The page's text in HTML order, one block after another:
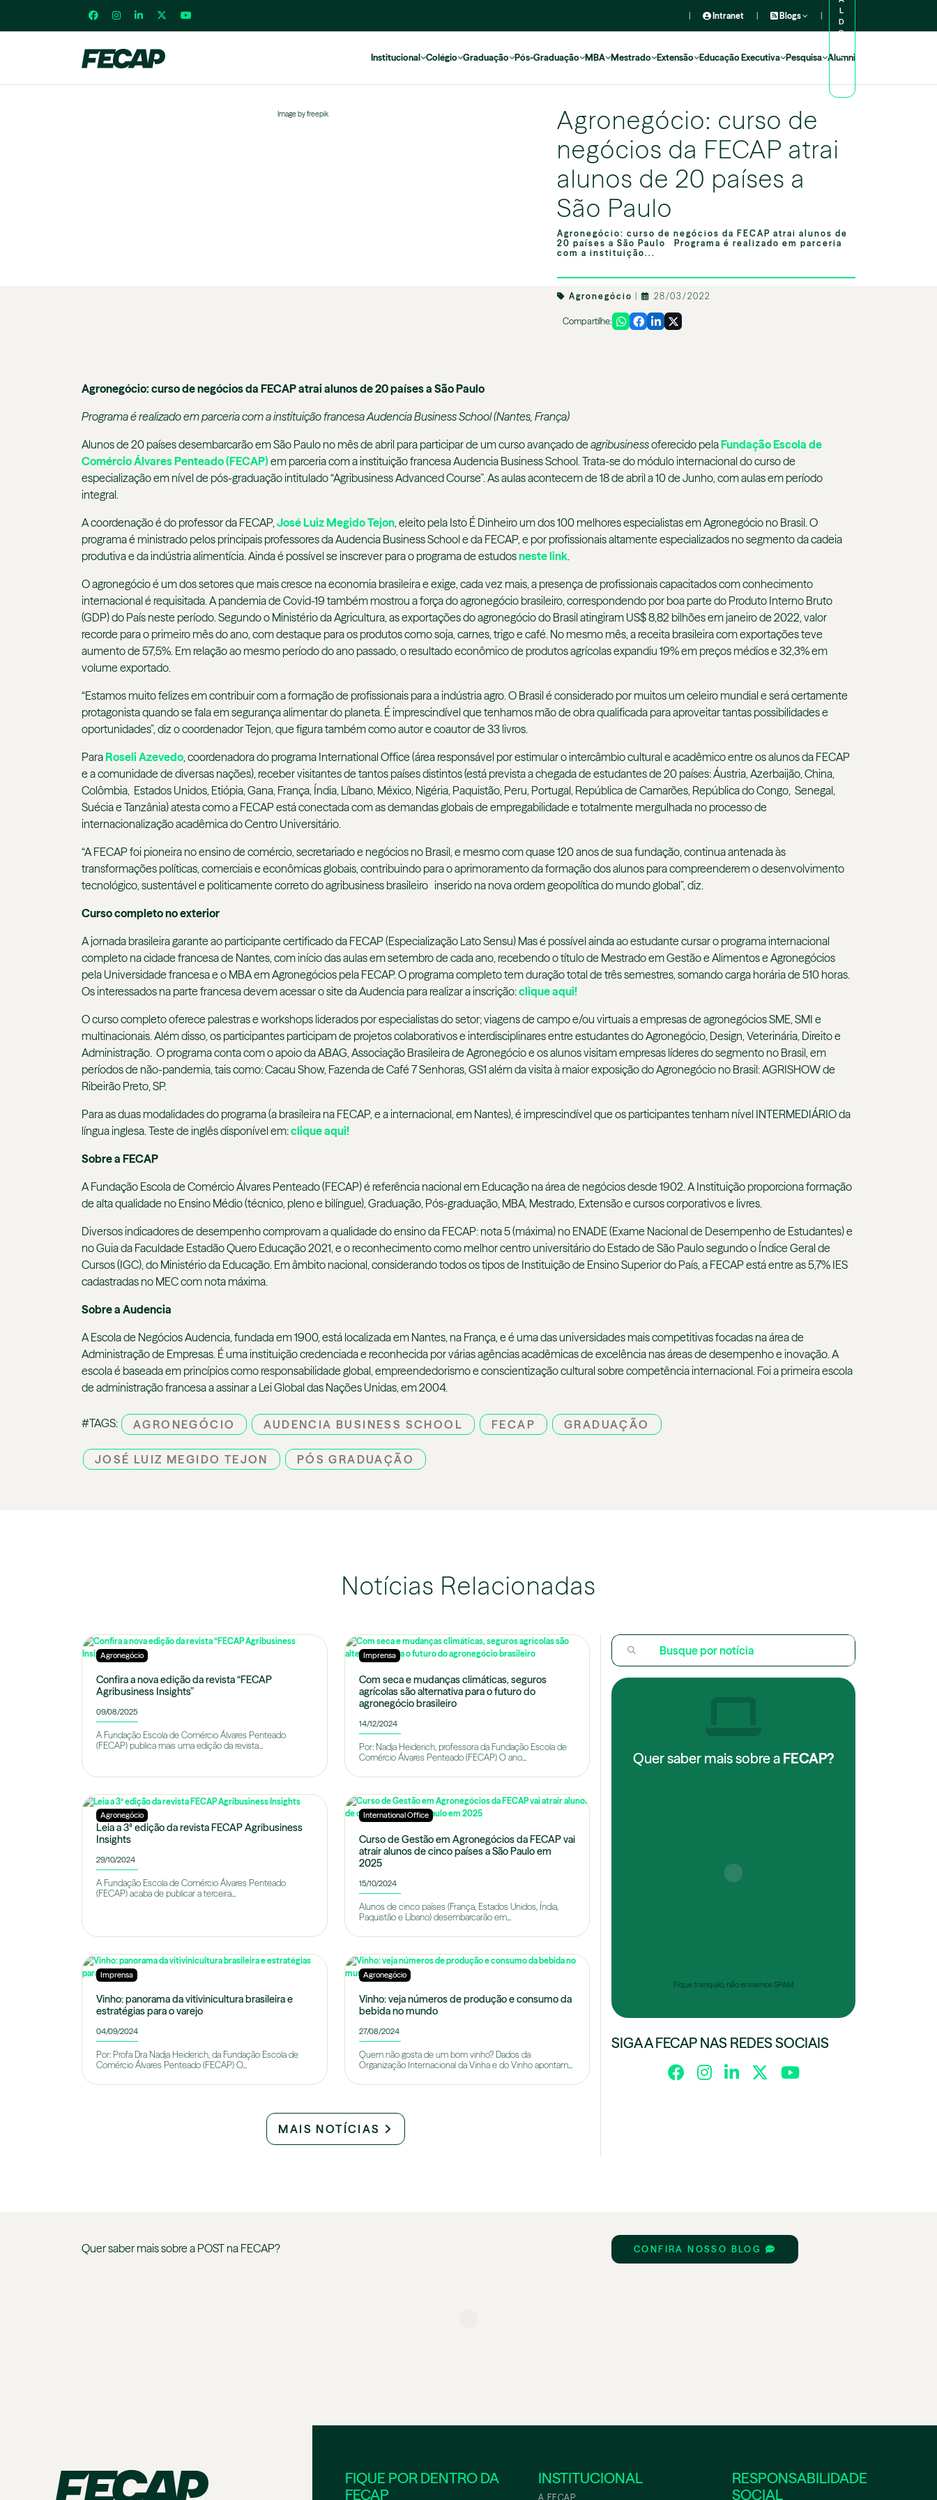
| Intranet | Blogs |
L
D
O
L
O
Institucional Colégio Graduação Pós-Graduação MBA Mestrado Extensão Educação Executiva Pesquisa Alumni
Image by freepik
Agronegócio: curso de
negócios da FECAP atrai
alunos de 20 países a
São Paulo
Agronegócio: curso de negócios da FECAP atrai alunos de
20 países a São Paulo Programa é realizado em parceria
com a instituição...
Agronegócio 28/03/2022
Compartilhe:
Agronegócio: curso de negócios da FECAP atrai alunos de 20 países a São Paulo
Programa é realizado em parceria com a instituição francesa Audencia Business School (Nantes, França)
Alunos de 20 países desembarcarão em São Paulo no mês de abril para participar de um curso avançado de agribusinessoferecido pelaFundação Escola de
Comércio Álvares Penteado (FECAP)em parceria com a instituição francesa Audencia Business School. Trata-se do módulo internacional do curso de
especialização em nível de pós-graduação intitulado “Agribusiness Advanced Course”. As aulas acontecem de 18 de abril a 10 de Junho, com aulas em período
integral.
A coordenação é do professor da FECAP,José Luiz Megido Tejon, eleito pela Isto É Dinheiro um dos 100 melhores especialistas em Agronegócio no Brasil. O
programa é ministrado pelos principais professores da Audencia Business School e da FECAP, e por profissionais altamente especializados no segmento da cadeia
produtiva e da indústria alimentícia. Ainda é possível se inscrever para o programa de estudosneste link.
O agronegócio é um dos setores que mais cresce na economia brasileira e exige, cada vez mais, a presença de profissionais capacitados com conhecimento
internacional é requisitada. A pandemia de Covid-19 também mostrou a força do agronegócio brasileiro, correspondendo por boa parte do Produto Interno Bruto
(GDP) do País neste período. Segundo o Ministério da Agricultura, as exportações do agronegócio do Brasil atingiram US$ 8,82 bilhões em janeiro de 2022, valor
recorde para o primeiro mês do ano, com destaque para os produtos como soja, carnes, trigo e café. No mesmo mês, a receita brasileira com exportações teve
aumento de 57,5%. Em relação ao mesmo período do ano passado, o resultado econômico de produtos agrícolas expandiu 19% em preços médios e 32,3% em
volume exportado.
“Estamos muito felizes em contribuir com a formação de profissionais para a indústria agro. O Brasil é considerado por muitos um celeiro mundial e será certamente
protagonista quando se fala em segurança alimentar do planeta. É imprescindível que tenhamos mão de obra qualificada para aproveitar tantas possibilidades e
oportunidades”, diz o coordenador Tejon, que figura também como autor e coautor de 33 livros.
ParaRoseli Azevedo, coordenadora do programa International Office (área responsável por estimular o intercâmbio cultural e acadêmico entre os alunos da FECAP
e a comunidade de diversas nações), receber visitantes de tantos países distintos (está prevista a chegada de estudantes de 20 países: Áustria, Azerbaijão, China,
Colômbia, Estados Unidos, Etiópia, Gana, França, Índia, Líbano, México, Nigéria, Paquistão, Peru, Portugal, República de Camarões, República do Congo, Senegal,
Suécia e Tanzânia) atesta como a FECAP está conectada com as demandas globais de empregabilidade e totalmente mergulhada no processo de
internacionalização acadêmica do Centro Universitário.
“A FECAP foi pioneira no ensino de comércio, secretariado e negócios no Brasil, e mesmo com quase 120 anos de sua fundação, continua antenada às
transformações políticas, comerciais e econômicas globais, contribuindo para o aprimoramento da formação dos alunos para compreenderem o desenvolvimento
tecnológico, sustentável e politicamente correto do agribusiness brasileiro inserido na nova ordem geopolítica do mundo global”, diz.
Curso completo no exterior
A jornada brasileira garante ao participante certificado da FECAP (Especialização Lato Sensu) Mas é possível ainda ao estudante cursar o programa internacional
completo na cidade francesa de Nantes, com início das aulas em setembro de cada ano, recebendo o título de Mestrado em Gestão e Alimentos e Agronegócios
pela Universidade francesa e o MBA em Agronegócios pela FECAP. O programa completo tem duração total de três semestres, somando carga horária de 510 horas.
Os interessados na parte francesa devem acessar o site da Audencia para realizar a inscrição:clique aqui!
O curso completo oferece palestras e workshops liderados por especialistas do setor; viagens de campo e/ou virtuais a empresas de agronegócios SME, SMI e
multinacionais. Além disso, os participantes participam de projetos colaborativos e interdisciplinares entre estudantes do Agronegócio, Design, Veterinária, Direito e
Administração. O programa conta com o apoio da ABAG, Associação Brasileira de Agronegócio e os alunos visitam empresas líderes do segmento no Brasil, em
períodos de não-pandemia, tais como: Cacau Show, Fazenda de Café 7 Senhoras, GS1 além da visita à maior exposição do Agronegócio no Brasil: AGRISHOW de
Ribeirão Preto, SP.
Para as duas modalidades do programa (a brasileira na FECAP, e a internacional, em Nantes), é imprescindível que os participantes tenham nível INTERMEDIÁRIO da
língua inglesa. Teste de inglês disponível em:clique aqui!
Sobre a FECAP
A Fundação Escola de Comércio Álvares Penteado (FECAP) é referência nacional em Educação na área de negócios desde 1902. A Instituição proporciona formação
de alta qualidade no Ensino Médio (técnico, pleno e bilíngue), Graduação, Pós-graduação, MBA, Mestrado, Extensão e cursos corporativos e livres.
Diversos indicadores de desempenho comprovam a qualidade do ensino da FECAP: nota 5 (máxima) no ENADE (Exame Nacional de Desempenho de Estudantes) e
no Guia da Faculdade Estadão Quero Educação 2021, e o reconhecimento como melhor centro universitário do Estado de São Paulo segundo o Índice Geral de
Cursos (IGC), do Ministério da Educação. Em âmbito nacional, considerando todos os tipos de Instituição de Ensino Superior do País, a FECAP está entre as 5,7% IES
cadastradas no MEC com nota máxima.
Sobre a Audencia
A Escola de Negócios Audencia, fundada em 1900, está localizada em Nantes, na França, e é uma das universidades mais competitivas focadas na área de
Administração de Empresas. É uma instituição credenciada e reconhecida por várias agências acadêmicas de excelência nas áreas de desempenho e inovação. A
escola é baseada em princípios como responsabilidade global, empreendedorismo e conscientização cultural sobre competência internacional. Foi a primeira escola
de administração francesa a assinar a Lei Global das Nações Unidas, em 2004.
#TAGS: AGRONEGÓCIO AUDENCIA BUSINESS SCHOOL FECAP GRADUAÇÃO
JOSÉ LUIZ MEGIDO TEJON PÓS GRADUAÇÃO
Notícias Relacionadas
Agronegócio
Confira a nova edição da revista “FECAP
Agribusiness Insights”
09/08/2025
A Fundação Escola de Comércio Álvares Penteado
(FECAP) publica mais uma edição da revista...
Imprensa
Com seca e mudanças climáticas, seguros
agrícolas são alternativa para o futuro do
agronegócio brasileiro
14/12/2024
Por: Nadja Heiderich, professora da Fundação Escola de
Comércio Álvares Penteado (FECAP) O ano...
Agronegócio
Leia a 3ª edição da revista FECAP Agribusiness
Insights
29/10/2024
A Fundação Escola de Comércio Álvares Penteado
(FECAP) acaba de publicar a terceira...
International Office
Curso de Gestão em Agronegócios da FECAP vai
atrair alunos de cinco países a São Paulo em
2025
15/10/2024
Alunos de cinco países (França, Estados Unidos, Índia,
Paquistão e Líbano) desembarcarão em...
Imprensa
Vinho: panorama da vitivinicultura brasileira e
estratégias para o varejo
04/09/2024
Por: Profa Dra Nadja Heiderich, da Fundação Escola de
Comércio Álvares Penteado (FECAP) O...
Agronegócio
Vinho: veja números de produção e consumo da
bebida no mundo
27/08/2024
Quem não gosta de um bom vinho? Dados da
Organização Internacional da Vinha e do Vinho apontam...
MAIS NOTÍCIAS
Quer saber mais sobre a FECAP?
Fique tranquilo, não enviamos SPAM
SIGA A FECAP NAS REDES SOCIAIS
Quer saber mais sobre a POST na FECAP? CONFIRA NOSSO BLOG
FIQUE POR DENTRO DA
FECAP
INSTITUCIONAL
A FECAP
RESPONSABILIDADE
SOCIAL